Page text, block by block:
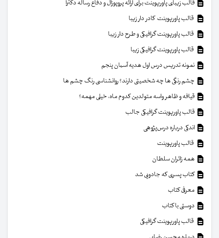
قالب زیبای پاورپوینت برای ارائه پروپوزال و دفاع رساله دکترا
قالب پاورپوینت کادر دار زیبا
قالب پاورپوینت گرافیکی و طرح دار زیبا
قالب پاورپوینت گرافیکی زیبا
نمونه تدریس درس اول هدیه آسمان پنجم
چشم رنگی ها چه شخصیتی دارند؟ روانشناسی رنگ چشم ها
قیافه و ظاهر واسه متولدین کدوم ماه، خیلی مهمه؟
قالب پاورپوینت گرافیکی جالب
اندکی درباره درس‌پژوهی
قالب پاورپوینت
همه زائران سلطان
کتاب پسری که جادویی شد
معرفی کتاب
دوستی با کتاب
قالب پاورپوینت گرافیکی